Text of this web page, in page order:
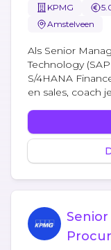
KPMG
Amstelveen
Als Senior
Technology
S/4HANA
en sales, coach